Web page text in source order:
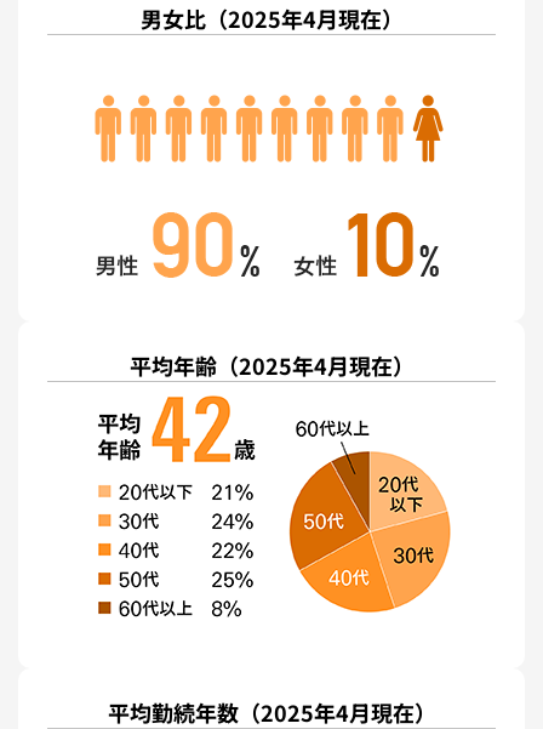
男女比（2025年4月現在）
平均年齢（2025年4月現在）
平均勤続年数（2025年4月現在）